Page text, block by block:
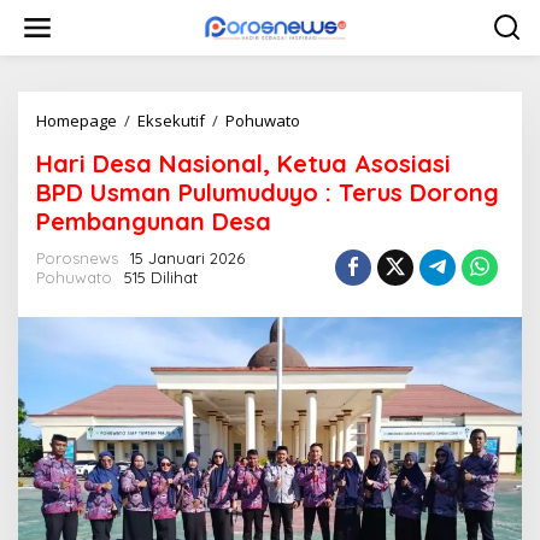
w
Homepage / Eksekutif / Pohuwato
r
i
D
a
i
o
a
,
K
e
t
Hari Desa Nasional, Ketua Asosiasi
BPD Usman Pulumuduyo : Terus Dorong
Pembangunan Desa
Porosnews
15 Januari 2026
Pohuwato
515 Dilihat